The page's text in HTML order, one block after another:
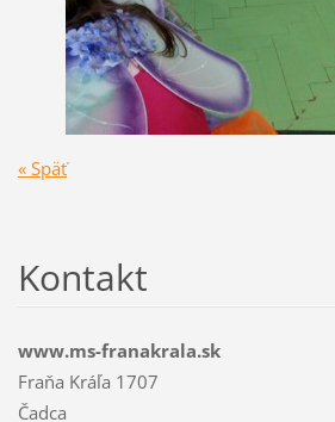
« Späť
Kontakt
www.ms-franakrala.sk
Fraňa Kráľa 1707
Čadca